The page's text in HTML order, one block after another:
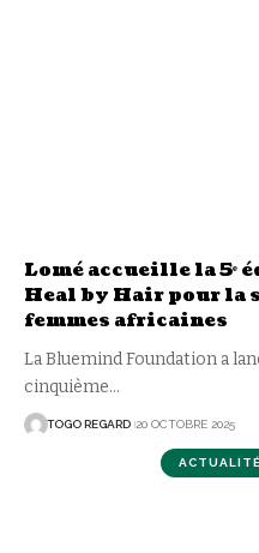
Lomé accueille la 5ᵉ
Heal by Hair pour la
femmes africaines
La Bluemind Foundation a
cinquième…
TOGO REGARD 20 OCTOBRE 2025
ACTUALITÉ